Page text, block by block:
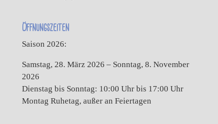
Öffnungszeiten
Saison 2026:
Samstag, 28. März 2026 – Sonntag, 8. November
2026
Dienstag bis Sonntag: 10:00 Uhr bis 17:00 Uhr
Montag Ruhetag, außer an Feiertagen